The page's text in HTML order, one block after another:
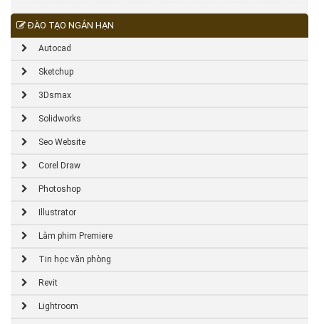
ĐÀO TẠO NGẮN HẠN
Autocad
Sketchup
3Dsmax
Solidworks
Seo Website
Corel Draw
Photoshop
Illustrator
Làm phim Premiere
Tin học văn phòng
Revit
Lightroom